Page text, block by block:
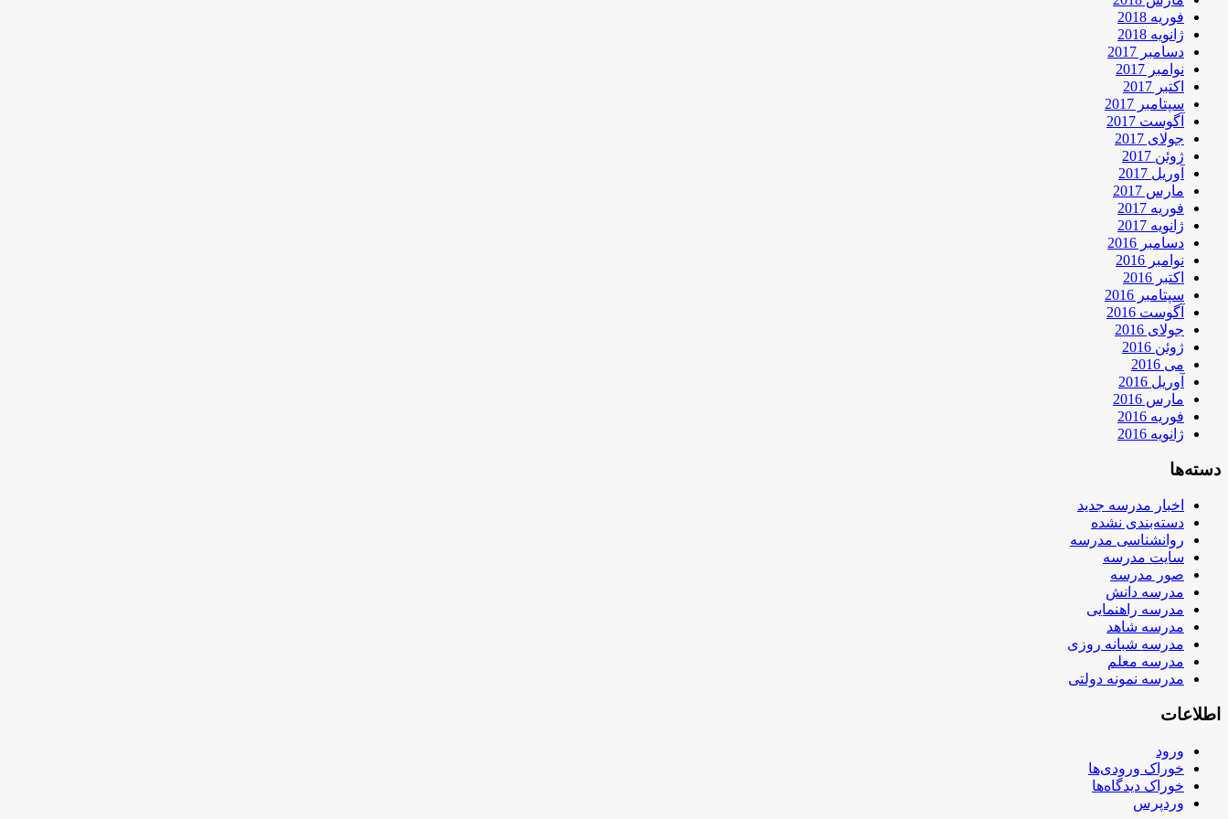
فوریه 2018
ژانویه 2018
دسامبر 2017
نوامبر 2017
اکتبر 2017
سپتامبر 2017
آگوست 2017
جولای 2017
ژوئن 2017
آوریل 2017
مارس 2017
فوریه 2017
ژانویه 2017
دسامبر 2016
نوامبر 2016
اکتبر 2016
سپتامبر 2016
آگوست 2016
جولای 2016
ژوئن 2016
می 2016
آوریل 2016
مارس 2016
فوریه 2016
ژانویه 2016
دسته‌ها
اخبار مدرسه جدید
دسته‌بندی نشده
روانشناسی مدرسه
سایت مدرسه
صور مدرسه
مدرسه دانش
مدرسه راهنمایی
مدرسه شاهد
مدرسه شبانه روزی
مدرسه معلم
مدرسه نمونه دولتی
اطلاعات
ورود
خوراک ورودی‌ها
خوراک دیدگاه‌ها
وردپرس